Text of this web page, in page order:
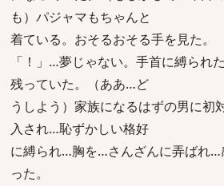
も）パジャマもちゃんと
着ている。おそるおそる手を見た。
「！」…夢じゃない。手首に縛られ
残っていた。（ああ…ど
うしよう）家族になるはずの男に初
入され…恥ずかしい格好
に縛られ…胸を…さんざんに弄ばれ…
った。